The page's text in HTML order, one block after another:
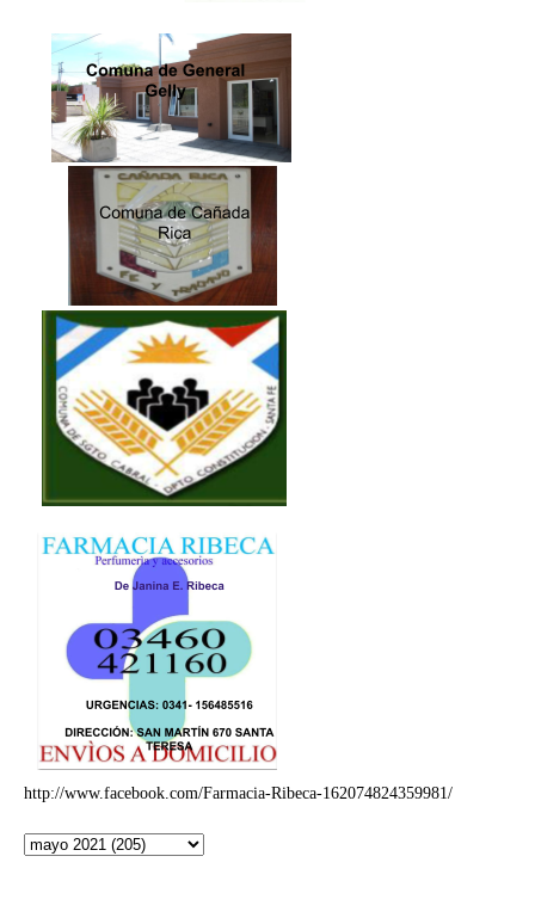
http://www.facebook.com/Farmacia-Ribeca-162074824359981/